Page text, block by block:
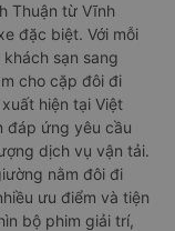
Thuận từ Vĩnh
đặc biệt. Với mỗi
sạn sang
cho cặp đôi đi
hiện tại Việt
đáp ứng yêu cầu
dịch vụ vận tải.
nằm đôi đi
ưu điểm và tiện
bộ phim giải trí,